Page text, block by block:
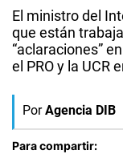
El ministro del
que están
“aclaraciones”
el PRO y la UCR
Por Agencia DIB
Para compartir: